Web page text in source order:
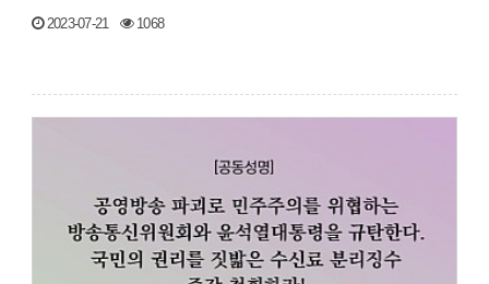
2023-07-21 1068